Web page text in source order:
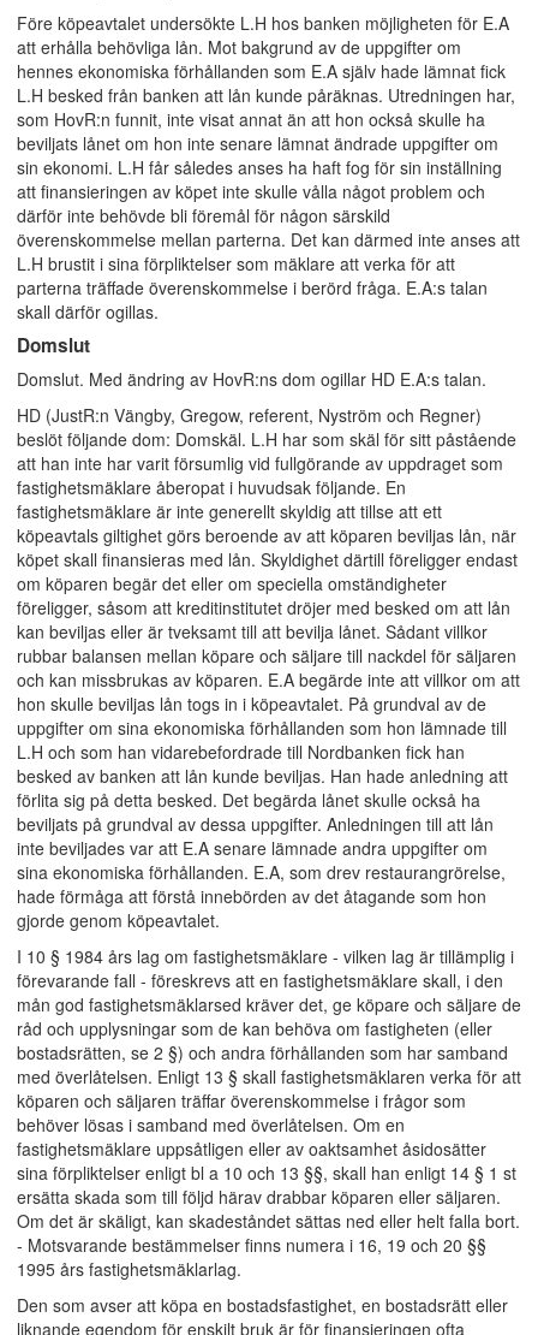
Före köpeavtalet undersökte L.H hos banken möjligheten för E.A
att erhålla behövliga lån. Mot bakgrund av de uppgifter om
hennes ekonomiska förhållanden som E.A själv hade lämnat fick
L.H besked från banken att lån kunde påräknas. Utredningen har,
som HovR:n funnit, inte visat annat än att hon också skulle ha
beviljats lånet om hon inte senare lämnat ändrade uppgifter om
sin ekonomi. L.H får således anses ha haft fog för sin inställning
att finansieringen av köpet inte skulle vålla något problem och
därför inte behövde bli föremål för någon särskild
överenskommelse mellan parterna. Det kan därmed inte anses att
L.H brustit i sina förpliktelser som mäklare att verka för att
parterna träffade överenskommelse i berörd fråga. E.A:s talan
skall därför ogillas.
Domslut
Domslut. Med ändring av HovR:ns dom ogillar HD E.A:s talan.
HD (JustR:n Vängby, Gregow, referent, Nyström och Regner)
beslöt följande dom: Domskäl. L.H har som skäl för sitt påstående
att han inte har varit försumlig vid fullgörande av uppdraget som
fastighetsmäklare åberopat i huvudsak följande. En
fastighetsmäklare är inte generellt skyldig att tillse att ett
köpeavtals giltighet görs beroende av att köparen beviljas lån, när
köpet skall finansieras med lån. Skyldighet därtill föreligger endast
om köparen begär det eller om speciella omständigheter
föreligger, såsom att kreditinstitutet dröjer med besked om att lån
kan beviljas eller är tveksamt till att bevilja lånet. Sådant villkor
rubbar balansen mellan köpare och säljare till nackdel för säljaren
och kan missbrukas av köparen. E.A begärde inte att villkor om att
hon skulle beviljas lån togs in i köpeavtalet. På grundval av de
uppgifter om sina ekonomiska förhållanden som hon lämnade till
L.H och som han vidarebefordrade till Nordbanken fick han
besked av banken att lån kunde beviljas. Han hade anledning att
förlita sig på detta besked. Det begärda lånet skulle också ha
beviljats på grundval av dessa uppgifter. Anledningen till att lån
inte beviljades var att E.A senare lämnade andra uppgifter om
sina ekonomiska förhållanden. E.A, som drev restaurangrörelse,
hade förmåga att förstå innebörden av det åtagande som hon
gjorde genom köpeavtalet.
I 10 § 1984 års lag om fastighetsmäklare - vilken lag är tillämplig i
förevarande fall - föreskrevs att en fastighetsmäklare skall, i den
mån god fastighetsmäklarsed kräver det, ge köpare och säljare de
råd och upplysningar som de kan behöva om fastigheten (eller
bostadsrätten, se 2 §) och andra förhållanden som har samband
med överlåtelsen. Enligt 13 § skall fastighetsmäklaren verka för att
köparen och säljaren träffar överenskommelse i frågor som
behöver lösas i samband med överlåtelsen. Om en
fastighetsmäklare uppsåtligen eller av oaktsamhet åsidosätter
sina förpliktelser enligt bl a 10 och 13 §§, skall han enligt 14 § 1 st
ersätta skada som till följd härav drabbar köparen eller säljaren.
Om det är skäligt, kan skadeståndet sättas ned eller helt falla bort.
- Motsvarande bestämmelser finns numera i 16, 19 och 20 §§
1995 års fastighetsmäklarlag.
Den som avser att köpa en bostadsfastighet, en bostadsrätt eller
liknande egendom för enskilt bruk är för finansieringen ofta